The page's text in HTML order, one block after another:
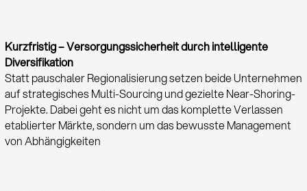
Kurzfristig – Versorgungssicherheit durch intelligente
Diversifikation
Statt pauschaler Regionalisierung setzen beide Unternehmen
auf strategisches Multi-Sourcing und gezielte Near-Shoring-
Projekte. Dabei geht es nicht um das komplette Verlassen
etablierter Märkte, sondern um das bewusste Management
von Abhängigkeiten